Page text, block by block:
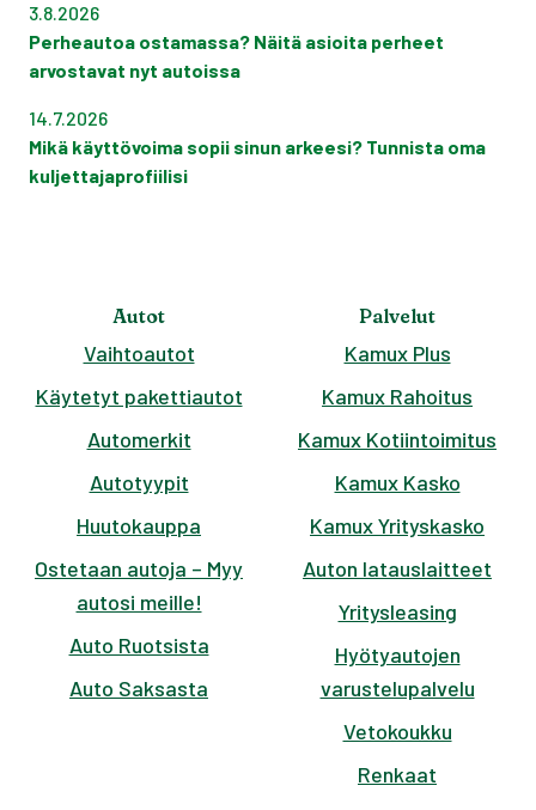
3.8.2026
Perheautoa ostamassa? Näitä asioita perheet
arvostavat nyt autoissa
14.7.2026
Mikä käyttövoima sopii sinun arkeesi? Tunnista oma
kuljettajaprofiilisi
Autot
Vaihtoautot
Käytetyt pakettiautot
Automerkit
Autotyypit
Huutokauppa
Ostetaan autoja – Myy
autosi meille!
Auto Ruotsista
Auto Saksasta
Palvelut
Kamux Plus
Kamux Rahoitus
Kamux Kotiintoimitus
Kamux Kasko
Kamux Yrityskasko
Auton latauslaitteet
Yritysleasing
Hyötyautojen
varustelupalvelu
Vetokoukku
Renkaat